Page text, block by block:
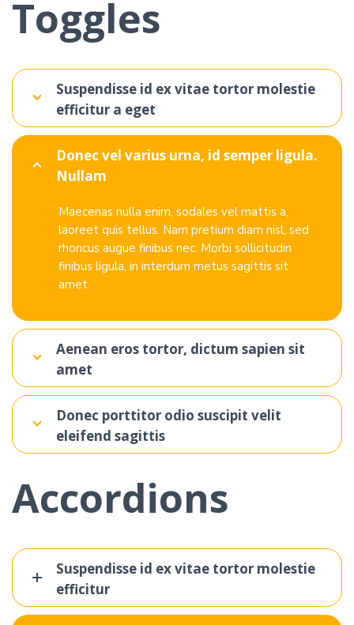
Toggles
Suspendisse id ex vitae tortor molestie
efficitur a eget
Donec vel varius urna, id semper ligula.
Nullam
Maecenas nulla enim, sodales vel mattis a,
laoreet quis tellus. Nam pretium diam nisl, sed
rhoncus augue finibus nec. Morbi sollicitudin
finibus ligula, in interdum metus sagittis sit
amet.
Aenean eros tortor, dictum sapien sit
amet
Donec porttitor odio suscipit velit
eleifend sagittis
Accordions
Suspendisse id ex vitae tortor molestie
efficitur